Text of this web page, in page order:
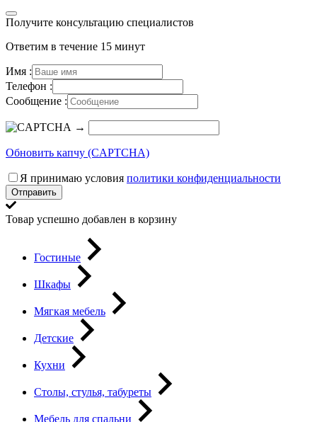
Получите консультацию специалистов
Ответим в течение 15 минут
Имя :
Телефон :
Сообщение :
→
Обновить капчу (CAPTCHA)
Я принимаю условия политики конфиденциальности
Отправить
Товар успешно добавлен в корзину
Гостиные
Шкафы
Мягкая мебель
Детские
Кухни
Столы, стулья, табуреты
Мебель для спальни